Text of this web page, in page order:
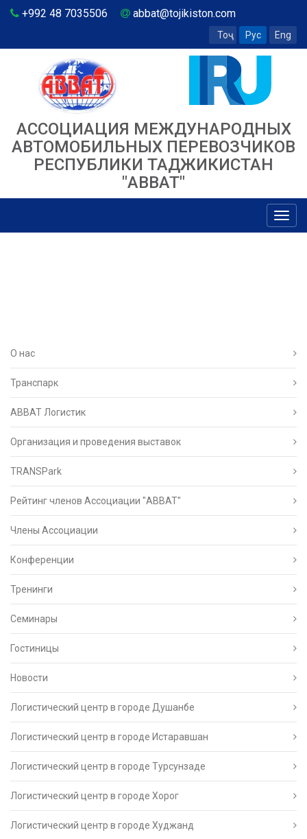
+992 48 7035506 abbat@tojikiston.com
Тоҷ Рус Eng
АССОЦИАЦИЯ МЕЖДУНАРОДНЫХ
АВТОМОБИЛЬНЫХ ПЕРЕВОЗЧИКОВ
РЕСПУБЛИКИ ТАДЖИКИСТАН
"ABBAT"
О нас
Транспарк
ABBAT Логистик
Организация и проведения выставок
TRANSPark
Рейтинг членов Ассоциации "АВВАТ"
Члены Ассоциации
Конференции
Тренинги
Семинары
Гостиницы
Новости
Логистический центр в городе Душанбе
Логистический центр в городе Истаравшан
Логистический центр в городе Турсунзаде
Логистический центр в городе Хорог
Логистический центр в городе Худжанд